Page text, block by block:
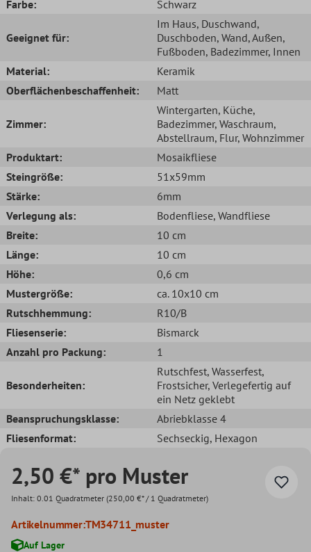
Farbe: Schwarz
Geeignet für:
Im Haus, Duschwand,
Duschboden, Wand, Außen,
Fußboden, Badezimmer, Innen
Material:
Keramik
Oberflächenbeschaffenheit:
Matt
Zimmer:
Wintergarten, Küche,
Badezimmer, Waschraum,
Abstellraum, Flur, Wohnzimmer
Produktart:
Mosaikfliese
Steingröße:
51x59mm
Stärke:
6mm
Verlegung als:
Bodenfliese, Wandfliese
Breite:
10 cm
Länge:
10 cm
Höhe:
0,6 cm
Mustergröße:
ca. 10x10 cm
Rutschhemmung:
R10/B
Fliesenserie:
Bismarck
Anzahl pro Packung:
1
Besonderheiten:
Rutschfest, Wasserfest,
Frostsicher, Verlegefertig auf
ein Netz geklebt
Beanspruchungsklasse:
Abriebklasse 4
Fliesenformat:
Sechseckig, Hexagon
2,50 €* pro Muster
Inhalt: 0.01 Quadratmeter (250,00 €* / 1 Quadratmeter)
Artikelnummer:TM34711_muster
Auf Lager